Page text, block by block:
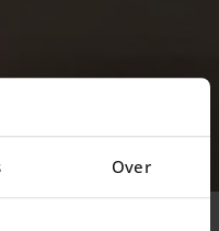
Over
project!
ons hierbij